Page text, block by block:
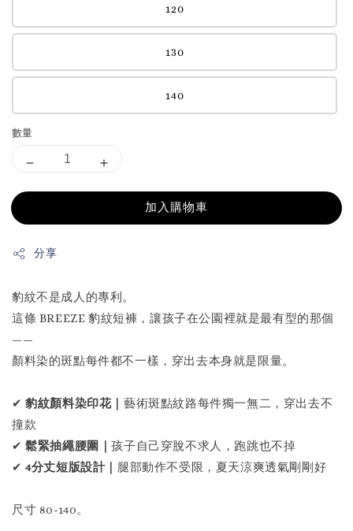
120
130
140
數量
加入購物車
分享
豹紋不是成人的專利。
這條 BREEZE 豹紋短褲，讓孩子在公園裡就是最有型的那個
——
顏料染的斑點每件都不一樣，穿出去本身就是限量。
✔豹紋顏料染印花｜藝術斑點紋路每件獨一無二，穿出去不
撞款
✔鬆緊抽繩腰圍｜孩子自己穿脫不求人，跑跳也不掉
✔4分丈短版設計｜ 腿部動作不受限，夏天涼爽透氣剛剛好
尺寸 80-140。